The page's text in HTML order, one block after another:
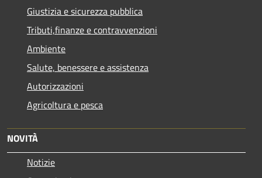
Giustizia e sicurezza pubblica
Tributi,finanze e contravvenzioni
Ambiente
Salute, benessere e assistenza
Autorizzazioni
Agricoltura e pesca
NOVITÀ
Notizie